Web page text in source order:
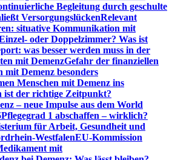
Begleitung durch geschulte
VersorgungslückenRelevant
situative Kommunikation mit
oder Doppelzimmer? Was ist
was besser werden muss in der
mit DemenzGefahr der finanziellen
mit Demenz besonders
Menschen mit Demenz ins
ist der richtige Zeitpunkt?
– neue Impulse aus dem World
Pflegegrad 1 abschaffen – wirklich?
für Arbeit, Gesundheit und
WestfalenEU-Kommission
mit